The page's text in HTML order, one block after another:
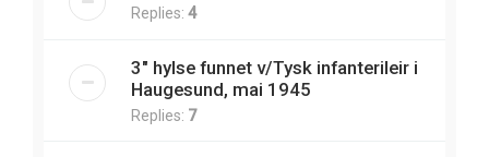
Replies: 4
3" hylse funnet v/Tysk infanterileir i
Haugesund, mai 1945
Replies: 7